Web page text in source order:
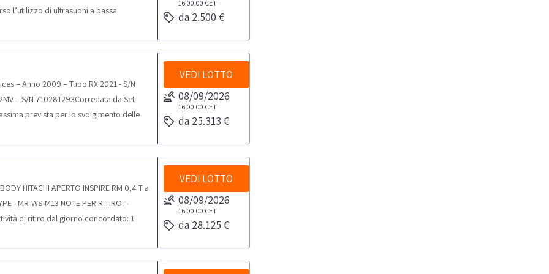
CALIBRATION COLOR KIT
con i colori e la scala di grigio ogni7
2 3Shape DONGLE
soggetti giuridici dotati di P.IVA e
per uso professionale e non per uso
esclusione dalla partecipazione a
specifiche limitazioni espressamente
partecipazione ai soggetti che rientrano
l’utilizzo di ultrasuoni a bassa
è dato da un sistema a ultrasuoni
le cellule adipose.La Cavitazione è
VENDITA-La partecipazione alla
di P.IVA e qualificabili come
e non per uso privato) ai sensi del
a soggetti qualificabili
espressamente indicate nella
ai soggetti che rientrano nella
16:00:00 CET
da 2.500 €
– Anno 2009 – Tubo RX 2021 - S/N
– S/N 710281293Corredata da Set
prevista per lo svolgimento delle
VEDI LOTTO
08/09/2026
16:00:00 CET
da 25.313 €
HITACHI APERTO INSPIRE RM 0,4 T a
- MR-WS-M13 NOTE PER RITIRO: -
di ritiro dal giorno concordato: 1
VEDI LOTTO
08/09/2026
16:00:00 CET
da 28.125 €